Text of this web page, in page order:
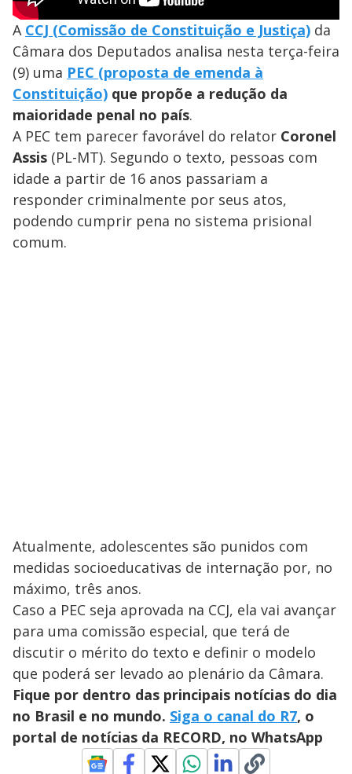
A CCJ (Comissão de Constituição e Justiça) da
Câmara dos Deputados analisa nesta terça-feira
(9) uma PEC (proposta de emenda à
Constituição) que propõe a redução da
maioridade penal no país.
A PEC tem parecer favorável do relator Coronel
Assis (PL-MT). Segundo o texto, pessoas com
idade a partir de 16 anos passariam a
responder criminalmente por seus atos,
podendo cumprir pena no sistema prisional
comum.
Atualmente, adolescentes são punidos com
medidas socioeducativas de internação por, no
máximo, três anos.
Caso a PEC seja aprovada na CCJ, ela vai avançar
para uma comissão especial, que terá de
discutir o mérito do texto e definir o modelo
que poderá ser levado ao plenário da Câmara.
Fique por dentro das principais notícias do dia
no Brasil e no mundo. Siga o canal do R7, o
portal de notícias da RECORD, no WhatsApp